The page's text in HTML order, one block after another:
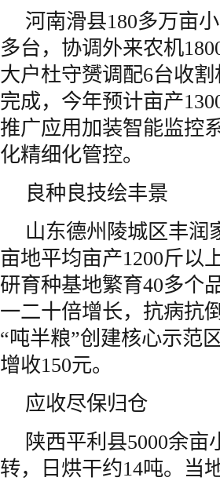
河南滑县180多万亩
多台，协调外来农机
大户杜守赟调配6台收
完成，今年预计亩产
推广应用加装智能监控
化精细化管控。
良种良技绘丰景
山东德州陵城区丰润
亩地平均亩产1200斤以
研育种基地繁育40多个
一二十倍增长，抗病抗
“吨半粮”创建核心示范
增收150元。
应收尽保归仓
陕西平利县5000余
转，日烘干约14吨。当